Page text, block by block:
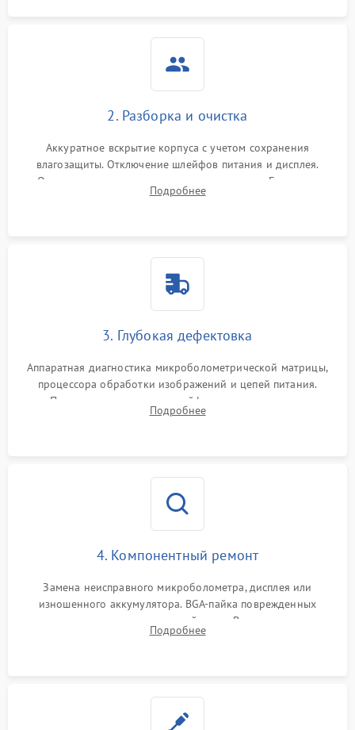
2. Разборка и очистка
Аккуратное вскрытие корпуса с учетом сохранения
влагозащиты. Отключение шлейфов питания и дисплея.
Очистка внутренних плат от окислов и пыли. Бережная
обработка германиевого объектива специализированными
Подробнее
3. Глубокая дефектовка
Аппаратная диагностика микроболометрической матрицы,
процессора обработки изображений и цепей питания.
Проверка целостности шлейфов, модуля памяти и
интерфейсов связи. Выявление сгоревших SMD-компонентов
Подробнее
4. Компонентный ремонт
Замена неисправного микроболометра, дисплея или
изношенного аккумулятора. BGA-пайка поврежденных
контроллеров на материнской плате. Восстановление
разъемов и кнопок, замена поврежденных элементов
Подробнее